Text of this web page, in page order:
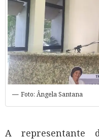
Foto: Ângela Santana
A representante